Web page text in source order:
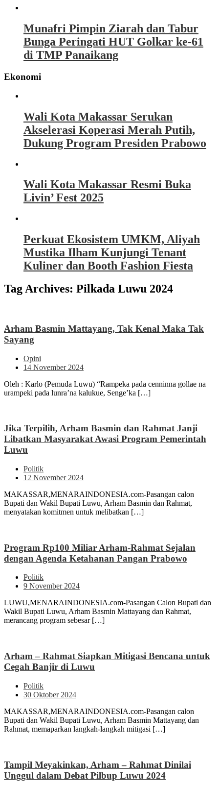
Munafri Pimpin Ziarah dan Tabur
Bunga Peringati HUT Golkar ke-61
di TMP Panaikang
Ekonomi
Wali Kota Makassar Serukan
Akselerasi Koperasi Merah Putih,
Dukung Program Presiden Prabowo
Wali Kota Makassar Resmi Buka
Livin’ Fest 2025
Perkuat Ekosistem UMKM, Aliyah
Mustika Ilham Kunjungi Tenant
Kuliner dan Booth Fashion Fiesta
Tag Archives: Pilkada Luwu 2024
Arham Basmin Mattayang, Tak Kenal Maka Tak
Sayang
Opini
14 November 2024
Oleh : Karlo (Pemuda Luwu) “Rampeka pada cenninna gollae na
urampeki pada lunra’na kalukue, Senge’ka […]
Jika Terpilih, Arham Basmin dan Rahmat Janji
Libatkan Masyarakat Awasi Program Pemerintah
Luwu
Politik
12 November 2024
MAKASSAR,MENARAINDONESIA.com-Pasangan calon
Bupati dan Wakil Bupati Luwu, Arham Basmin dan Rahmat,
menyatakan komitmen untuk melibatkan […]
Program Rp100 Miliar Arham-Rahmat Sejalan
dengan Agenda Ketahanan Pangan Prabowo
Politik
9 November 2024
LUWU,MENARAINDONESIA.com-Pasangan Calon Bupati dan
Wakil Bupati Luwu, Arham Basmin Mattayang dan Rahmat,
merancang program sebesar […]
Arham – Rahmat Siapkan Mitigasi Bencana untuk
Cegah Banjir di Luwu
Politik
30 Oktober 2024
MAKASSAR,MENARAINDONESIA.com-Pasangan calon
Bupati dan Wakil Bupati Luwu, Arham Basmin Mattayang dan
Rahmat, memaparkan langkah-langkah mitigasi […]
Tampil Meyakinkan, Arham – Rahmat Dinilai
Unggul dalam Debat Pilbup Luwu 2024